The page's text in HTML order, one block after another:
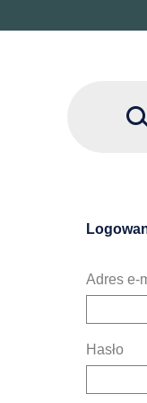
Adres e-
Hasło